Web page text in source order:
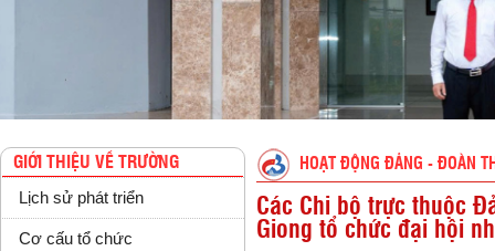
GIỚI THIỆU VỀ TRƯỜNG
Lịch sử phát triển
Cơ cấu tổ chức
HOẠT ĐỘNG ĐẢNG - ĐOÀN
Các Chi bộ trực thuộc
Giong tổ chức đại hội